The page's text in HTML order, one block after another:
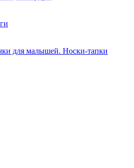
для малышей. Носки-тапки